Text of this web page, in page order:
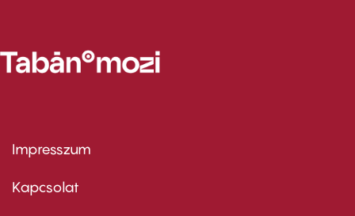
Footer
first
Impresszum
Kapcsolat